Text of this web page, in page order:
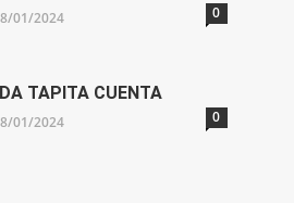
01/2024 0
TAPITA CUENTA
01/2024 0